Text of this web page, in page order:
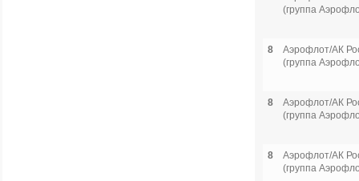
(группа
8
Аэрофлот/АК
(группа
8
Аэрофлот/АК
(группа
8
Аэрофлот/АК
(группа